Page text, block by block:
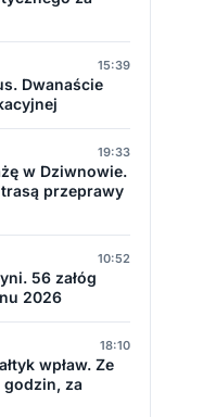
15:39
Dwanaście
19:33
w Dziwnowie.
przeprawy
10:52
56 załóg
2026
18:10
wpław. Ze
godzin, za